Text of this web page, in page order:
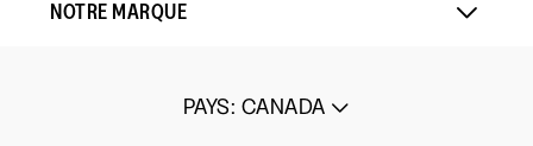
NOTRE MARQUE
PAYS: CANADA